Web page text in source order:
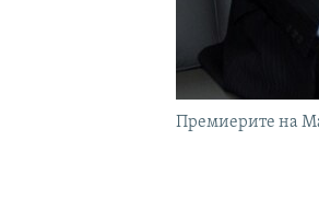
Премиерите на